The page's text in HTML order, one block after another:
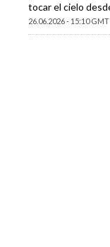
tocar el cielo
26.06.2026 - 15:10 GMT